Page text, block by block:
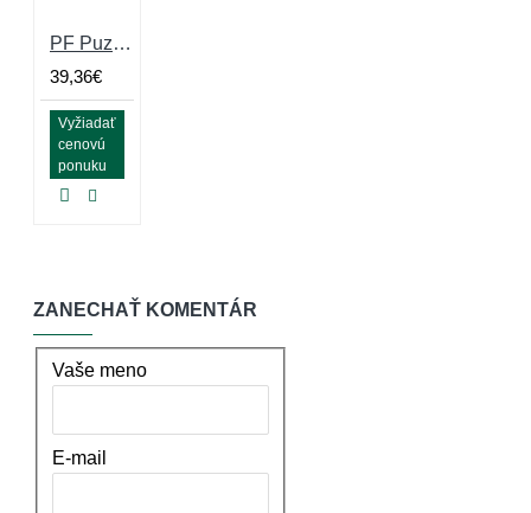
PF Puzzle Large Grey 5mm Eco
39,36€
Vyžiadať
cenovú
ponuku
ZANECHAŤ KOMENTÁR
Vaše meno
E-mail